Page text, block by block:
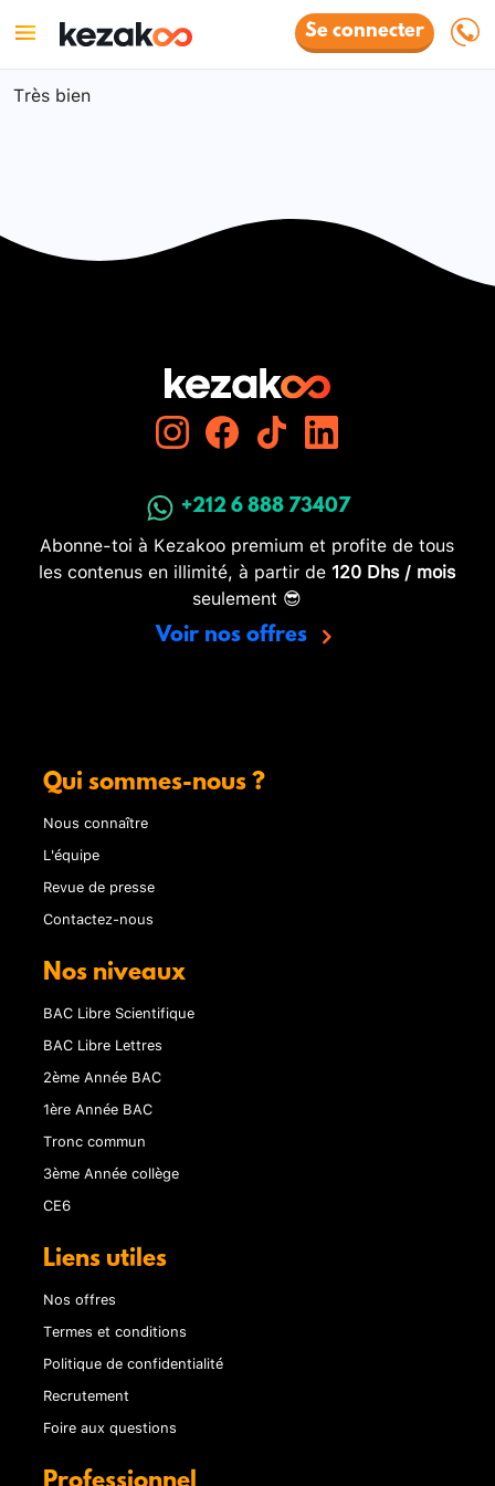
Se connecter
Très bien
+212 6 888 73407
Abonne-toi à Kezakoo premium et profite de tous
les contenus en illimité, à partir de 120 Dhs / mois
seulement 😎
Voir nos offres
Qui sommes-nous ?
Nous connaître
L'équipe
Revue de presse
Contactez-nous
Nos niveaux
BAC Libre Scientifique
BAC Libre Lettres
2ème Année BAC
1ère Année BAC
Tronc commun
3ème Année collège
CE6
Liens utiles
Nos offres
Termes et conditions
Politique de confidentialité
Recrutement
Foire aux questions